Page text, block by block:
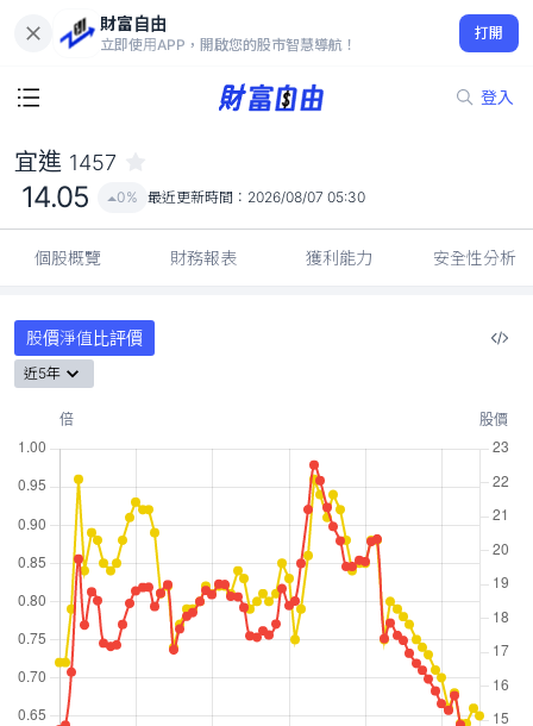
財富自由
立即使用APP，開啟您的股市智慧導航！
打開
登入
14.05
0%
宜進 1457
14.05 0% 最近更新時間： 2026/08/07 05:30
個股概覽 財務報表 獲利能力 安全性分析
股價淨值比評價
近5年